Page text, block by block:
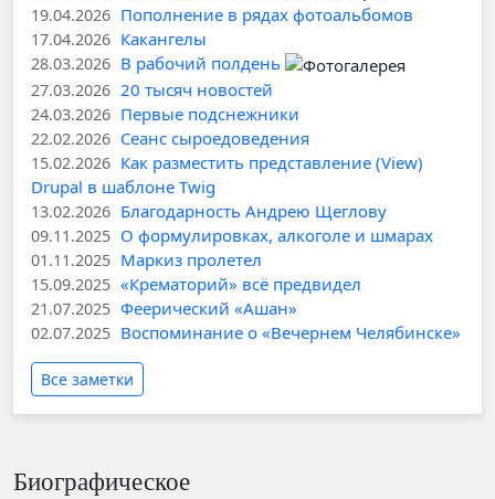
19.04.2026 Пополнение в рядах фотоальбомов
17.04.2026 Какангелы
28.03.2026 В рабочий полдень
27.03.2026 20 тысяч новостей
24.03.2026 Первые подснежники
22.02.2026 Сеанс сыроедоведения
15.02.2026 Как разместить представление (View)
Drupal в шаблоне Twig
13.02.2026 Благодарность Андрею Щеглову
09.11.2025 О формулировках, алкоголе и шмарах
01.11.2025 Маркиз пролетел
15.09.2025 «Крематорий» всё предвидел
21.07.2025 Феерический «Ашан»
02.07.2025 Воспоминание о «Вечернем Челябинске»
Все заметки
Биографическое